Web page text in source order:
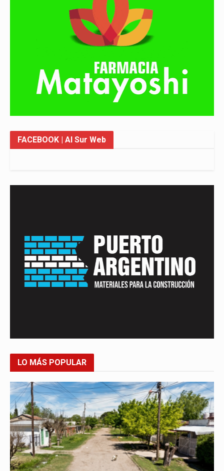
FACEBOOK | Al Sur Web
LO MÁS POPULAR